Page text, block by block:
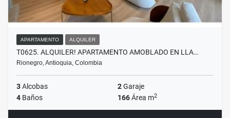
APARTAMENTO ALQUILER
T0625. ALQUILER! APARTAMENTO AMOBLADO EN LLA…
Rionegro, Antioquia, Colombia
3Alcobas 2Garaje
4 Baños 166Área m2